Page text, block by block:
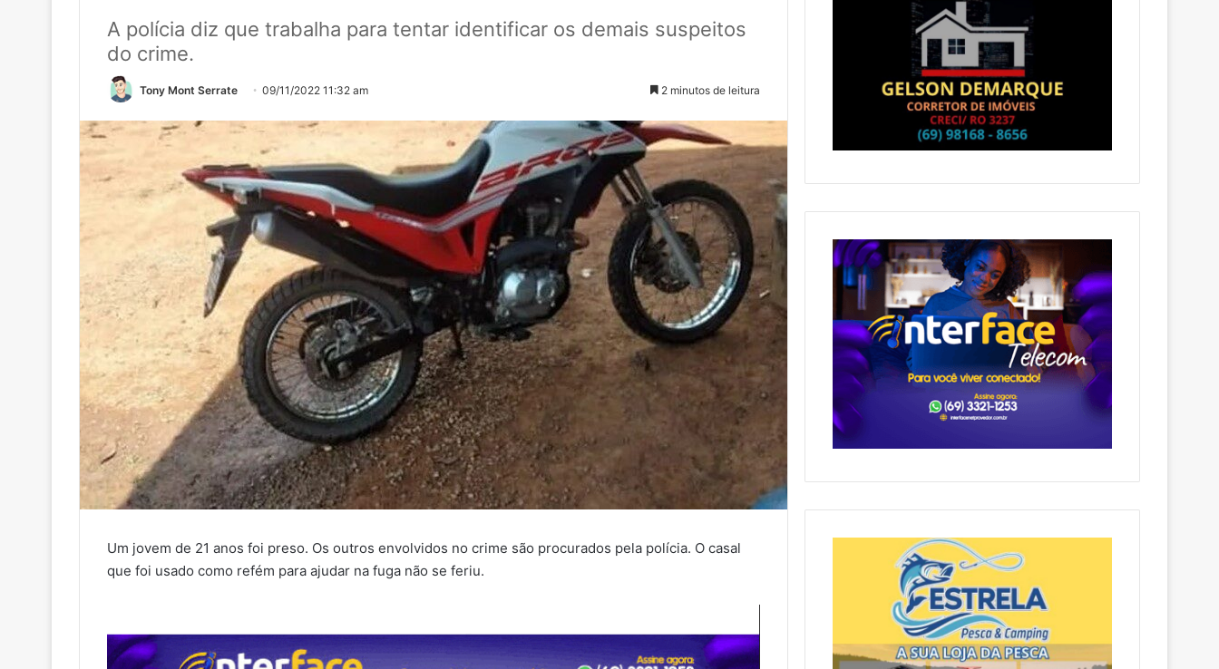
A polícia diz que trabalha para tentar identificar os demais suspeitos
do crime.
Tony Mont Serrate 09/11/2022 11:32 am 2 minutos de leitura
Um jovem de 21 anos foi preso. Os outros envolvidos no crime são procurados pela polícia. O casal
que foi usado como refém para ajudar na fuga não se feriu.